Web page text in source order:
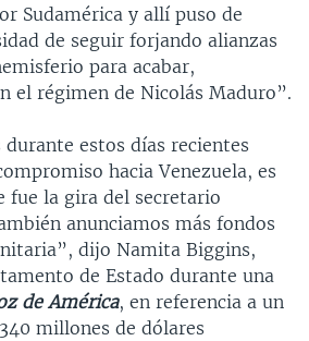
Sudamérica y allí puso de
de seguir forjando alianzas
para acabar,
el régimen de Nicolás Maduro”.
durante estos días recientes
hacia Venezuela, es
fue la gira del secretario
anunciamos más fondos
dijo Namita Biggins,
de Estado durante una
de América, en referencia a un
millones de dólares